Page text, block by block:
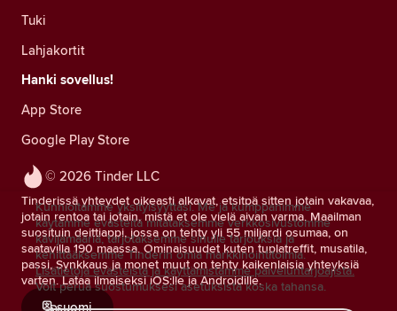
© 2026 Tinder LLC
Tinderissä yhteydet oikeasti alkavat, etsitpä sitten jotain vakavaa,
jotain rentoa tai jotain, mistä et ole vielä aivan varma. Maailman
suosituin deittiappi, jossa on tehty yli 55 miljardi osumaa, on
saatavilla 190 maassa. Ominaisuudet kuten tuplatreffit, musatila,
passi, Synkkaus ja monet muut on tehty kaikenlaisia yhteyksiä
varten. Lataa ilmaiseksi iOS:lle ja Androidille.
suomi
Tuki
Lahjakortit
Hanki sovellus!
App Store
Google Play Store
Kunnioitamme yksityisyyttäsi. Me ja kumppanimme
käytämme evästeitä mitataksemme verkkosivustomme
kävijämääriä, tarjotaksemme sinulle tarjouksia ja
kehittääksemme Tinderin omia markkinointitoimia.
Lisätietoja evästeistä ja käyttämistämme palveluntarjoajista.
Voit perua suostumuksesi asetuksista koska tahansa.